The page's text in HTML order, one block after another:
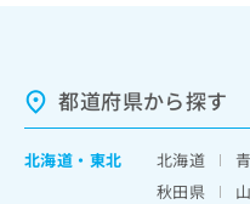
都道府県から探す
北海道 ・ 東北 北海道
秋田県